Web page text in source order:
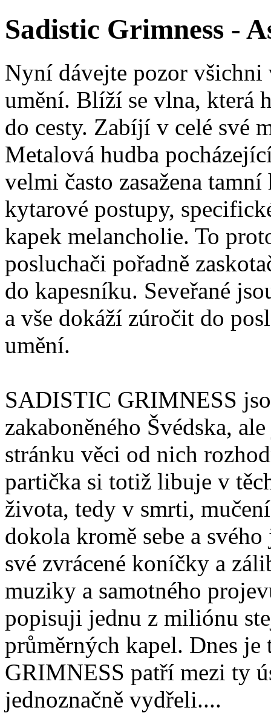
Sadistic Grimness -
Nyní dávejte pozor
umění. Blíží se vlna, která
do cesty. Zabíjí v celé své
Metalová hudba
velmi často zasažena
kytarové postupy,
kapek melancholie. To
posluchači pořadně
do kapesníku. Seveřané
a vše dokáží zúročit do
umění.
SADISTIC GRIMNESS
zakaboněného Švédska,
stránku věci od nich
partička si totiž libuje v
života, tedy v smrti,
dokola kromě sebe a
své zvrácené koníčky a
muziky a samotného
popisuji jednu z miliónu
průměrných kapel. Dnes
GRIMNESS patří mezi ty
jednoznačně vydřeli....